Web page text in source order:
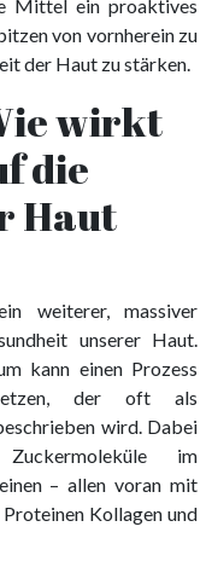
Mittel ein proaktives
von vornherein zu
der Haut zu stärken.
wirkt
die
Haut
weiterer, massiver
unserer Haut.
kann einen Prozess
der oft als
wird. Dabei
im
– allen voran mit
Kollagen und